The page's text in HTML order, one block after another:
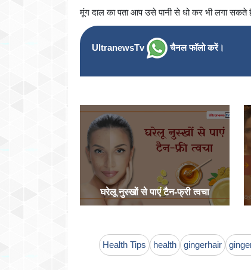
मूंग दाल का पता आप उसे पानी से धो कर भी लगा
UltranewsTv चैनल फॉलो करें।
घरेलू नुस्खों से पाएं टैन-फ्री त्वचा
Health Tips health gingerhair